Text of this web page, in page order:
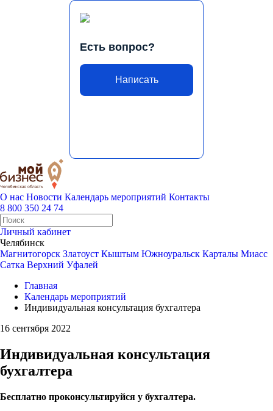
Есть вопрос?
Написать
О нас Новости Календарь мероприятий Контакты
8 800 350 24 74
Личный кабинет
Челябинск
Магнитогорск Златоуст Кыштым Южноуральск Карталы Миасс
Сатка Верхний Уфалей
Главная
Календарь мероприятий
Индивидуальная консультация бухгалтера
16 сентября 2022
Индивидуальная консультация
бухгалтера
Бесплатно проконсультируйся у бухгалтера.